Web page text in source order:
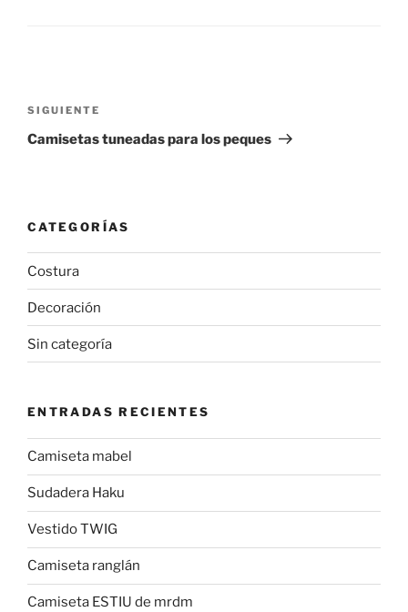
de
entradas
Siguiente
entrada
SIGUIENTE
Camisetas tuneadas para los peques
CATEGORÍAS
Costura
Decoración
Sin categoría
ENTRADAS RECIENTES
Camiseta mabel
Sudadera Haku
Vestido TWIG
Camiseta ranglán
Camiseta ESTIU de mrdm